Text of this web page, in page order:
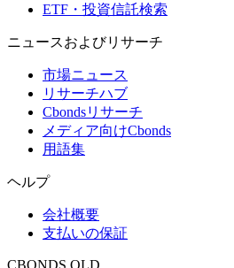
ETF・投資信託検索
ニュースおよびリサーチ
市場ニュース
リサーチハブ
Cbondsリサーチ
メディア向けCbonds
用語集
ヘルプ
会社概要
支払いの保証
CBONDS OLD